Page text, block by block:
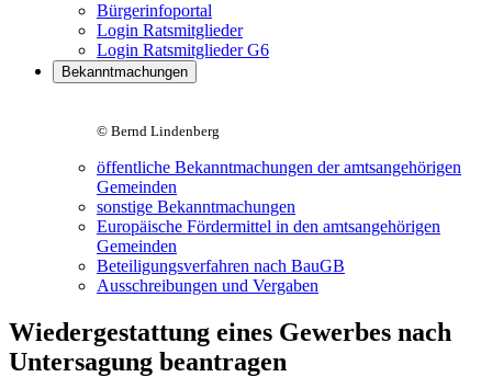
Bürgerinfoportal
Login Ratsmitglieder
Login Ratsmitglieder G6
Bekanntmachungen
© Bernd Lindenberg
öffentliche Bekanntmachungen der amtsangehörigen
Gemeinden
sonstige Bekanntmachungen
Europäische Fördermittel in den amtsangehörigen
Gemeinden
Beteiligungsverfahren nach BauGB
Ausschreibungen und Vergaben
Wiedergestattung eines Gewerbes nach
Untersagung beantragen